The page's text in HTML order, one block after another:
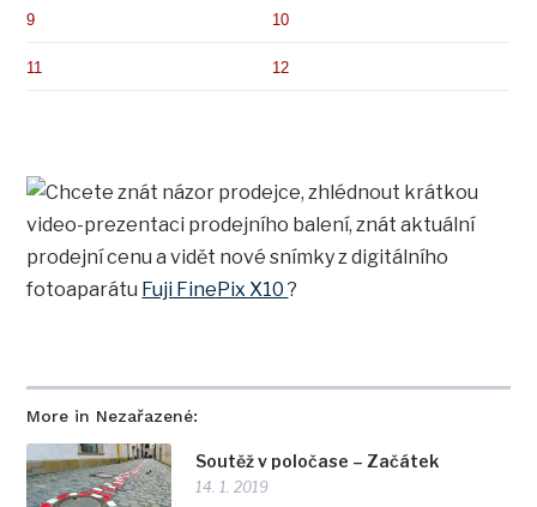
More in Nezařazené:
Soutěž v poločase – Začátek
14. 1. 2019
9 10
11 12
Chcete znát názor prodejce, zhlédnout krátkou
video-prezentaci prodejního balení, znát aktuální
prodejní cenu a vidět nové snímky z digitálního
fotoaparátu Fuji FinePix X10?